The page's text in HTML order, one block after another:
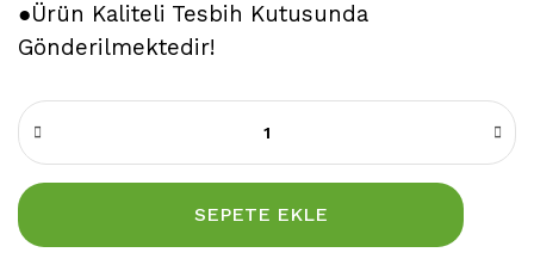
●Ürün Kaliteli Tesbih Kutusunda
Gönderilmektedir!
SEPETE EKLE